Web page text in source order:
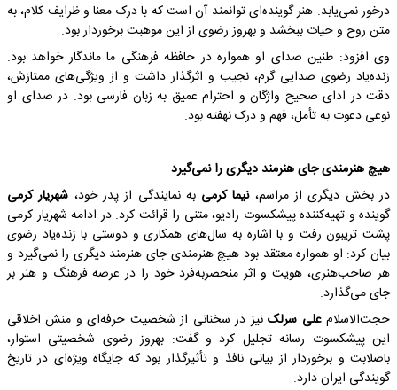
درخور نمی‌یابد. هنر گوینده‌ای توانمند آن است که با درک معنا و ظرایف کلام، به
متن روح و حیات ببخشد و بهروز رضوی از این موهبت برخوردار بود.
وی افزود: طنین صدای او همواره در حافظه فرهنگی ما ماندگار خواهد بود.
زنده‌یاد رضوی صدایی گرم، نجیب و اثرگذار داشت و از ویژگی‌های ممتازش،
دقت در ادای صحیح واژگان و احترام عمیق به زبان فارسی بود. در صدای او
نوعی دعوت به تأمل، فهم و درک نهفته بود.
هیچ هنرمندی جای هنرمند دیگری را نمی‌گیرد
در بخش دیگری از مراسم،نیما کرمی به نمایندگی از پدر خود، شهریار کرمی
گوینده و تهیه‌کننده پیشکسوت رادیو، متنی را قرائت کرد. در ادامه شهریار کرمی
پشت تریبون رفت و با اشاره به سال‌های همکاری و دوستی با زنده‌یاد رضوی
بیان کرد: او همواره معتقد بود هیچ هنرمندی جای هنرمند دیگری را نمی‌گیرد و
هر صاحب‌هنری، هویت و اثر منحصربه‌فرد خود را در عرصه فرهنگ و هنر بر
جای می‌گذارد.
حجت‌الاسلامعلی سرلکنیز در سخنانی از شخصیت حرفه‌ای و منش اخلاقی
این پیشکسوت رسانه تجلیل کرد و گفت: بهروز رضوی شخصیتی استوار،
باصلابت و برخوردار از بیانی نافذ و تأثیرگذار بود که جایگاه ویژه‌ای در تاریخ
گویندگی ایران دارد.